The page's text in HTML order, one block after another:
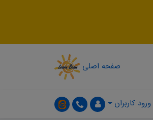
صفحه اصلی
ورود کاربران